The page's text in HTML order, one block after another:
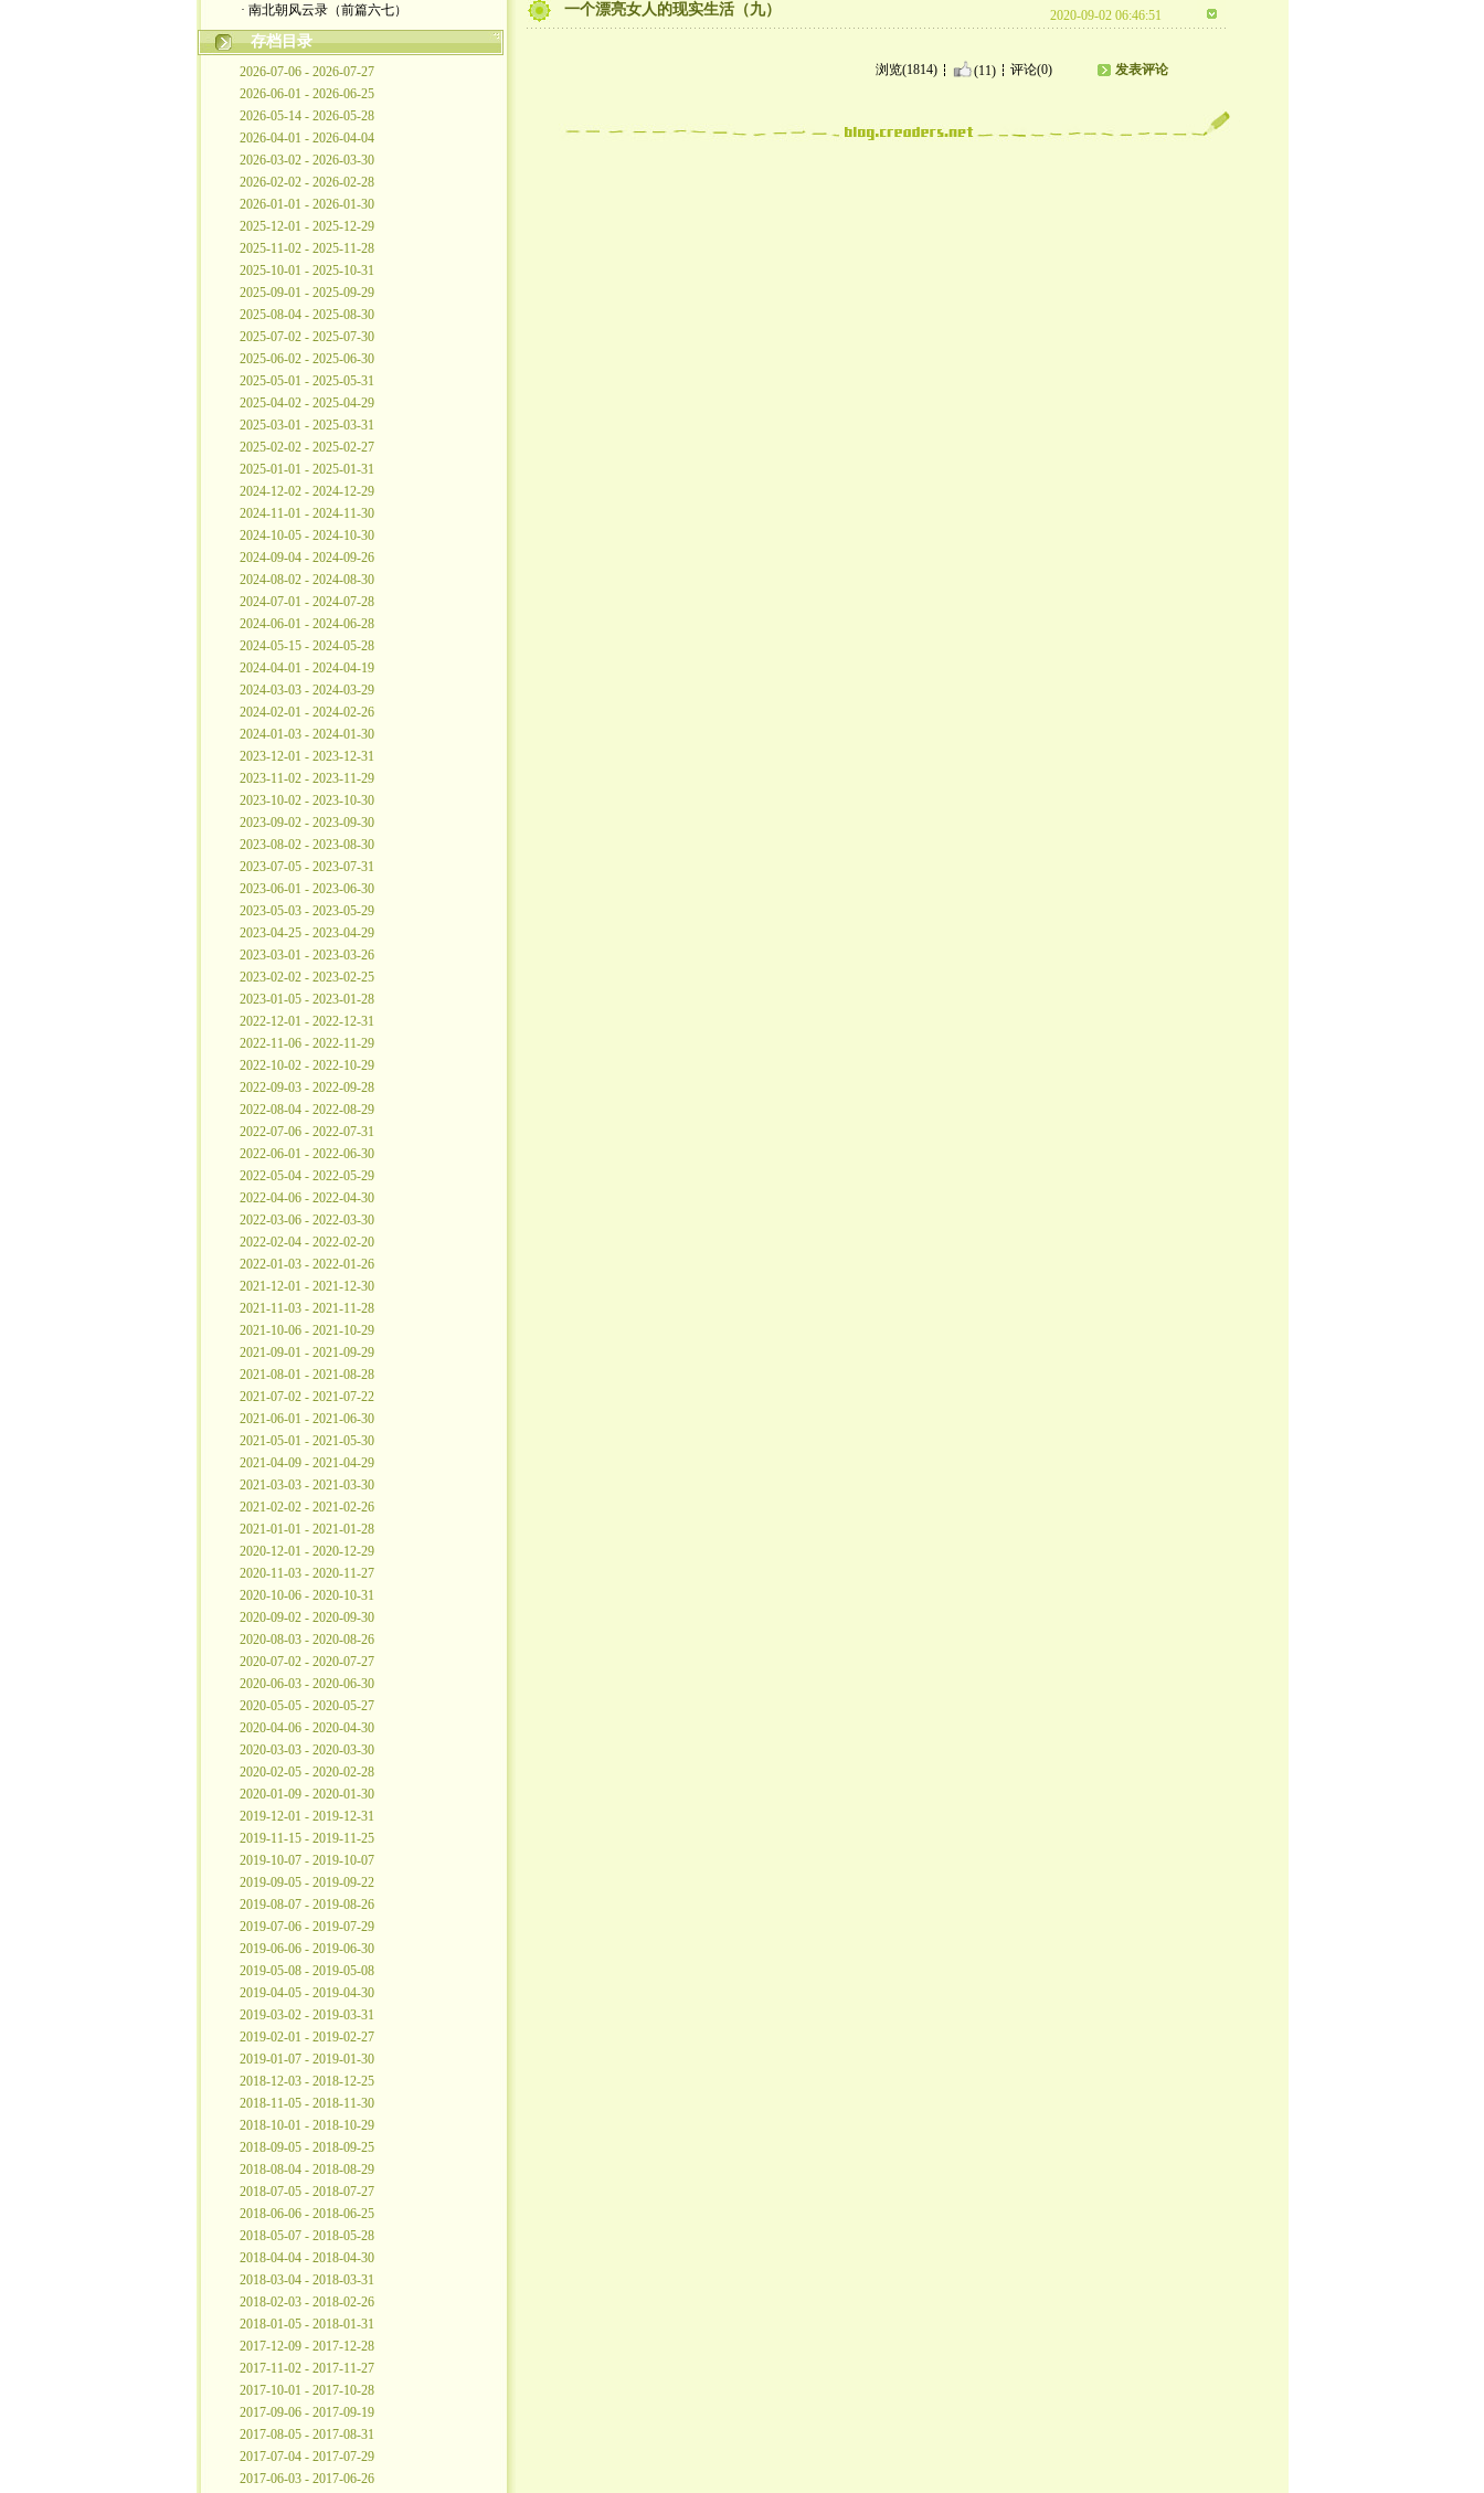
· 南北朝风云录（前篇六七）
存档目录
2026-07-06 - 2026-07-27
2026-06-01 - 2026-06-25
2026-05-14 - 2026-05-28
2026-04-01 - 2026-04-04
2026-03-02 - 2026-03-30
2026-02-02 - 2026-02-28
2026-01-01 - 2026-01-30
2025-12-01 - 2025-12-29
2025-11-02 - 2025-11-28
2025-10-01 - 2025-10-31
2025-09-01 - 2025-09-29
2025-08-04 - 2025-08-30
2025-07-02 - 2025-07-30
2025-06-02 - 2025-06-30
2025-05-01 - 2025-05-31
2025-04-02 - 2025-04-29
2025-03-01 - 2025-03-31
2025-02-02 - 2025-02-27
2025-01-01 - 2025-01-31
2024-12-02 - 2024-12-29
2024-11-01 - 2024-11-30
2024-10-05 - 2024-10-30
2024-09-04 - 2024-09-26
2024-08-02 - 2024-08-30
2024-07-01 - 2024-07-28
2024-06-01 - 2024-06-28
2024-05-15 - 2024-05-28
2024-04-01 - 2024-04-19
2024-03-03 - 2024-03-29
2024-02-01 - 2024-02-26
2024-01-03 - 2024-01-30
2023-12-01 - 2023-12-31
2023-11-02 - 2023-11-29
2023-10-02 - 2023-10-30
2023-09-02 - 2023-09-30
2023-08-02 - 2023-08-30
2023-07-05 - 2023-07-31
2023-06-01 - 2023-06-30
2023-05-03 - 2023-05-29
2023-04-25 - 2023-04-29
2023-03-01 - 2023-03-26
2023-02-02 - 2023-02-25
2023-01-05 - 2023-01-28
2022-12-01 - 2022-12-31
2022-11-06 - 2022-11-29
2022-10-02 - 2022-10-29
2022-09-03 - 2022-09-28
2022-08-04 - 2022-08-29
2022-07-06 - 2022-07-31
2022-06-01 - 2022-06-30
2022-05-04 - 2022-05-29
2022-04-06 - 2022-04-30
2022-03-06 - 2022-03-30
2022-02-04 - 2022-02-20
2022-01-03 - 2022-01-26
2021-12-01 - 2021-12-30
2021-11-03 - 2021-11-28
2021-10-06 - 2021-10-29
2021-09-01 - 2021-09-29
2021-08-01 - 2021-08-28
2021-07-02 - 2021-07-22
2021-06-01 - 2021-06-30
2021-05-01 - 2021-05-30
2021-04-09 - 2021-04-29
2021-03-03 - 2021-03-30
2021-02-02 - 2021-02-26
2021-01-01 - 2021-01-28
2020-12-01 - 2020-12-29
2020-11-03 - 2020-11-27
2020-10-06 - 2020-10-31
2020-09-02 - 2020-09-30
2020-08-03 - 2020-08-26
2020-07-02 - 2020-07-27
2020-06-03 - 2020-06-30
2020-05-05 - 2020-05-27
2020-04-06 - 2020-04-30
2020-03-03 - 2020-03-30
2020-02-05 - 2020-02-28
2020-01-09 - 2020-01-30
2019-12-01 - 2019-12-31
2019-11-15 - 2019-11-25
2019-10-07 - 2019-10-07
2019-09-05 - 2019-09-22
2019-08-07 - 2019-08-26
2019-07-06 - 2019-07-29
2019-06-06 - 2019-06-30
2019-05-08 - 2019-05-08
2019-04-05 - 2019-04-30
2019-03-02 - 2019-03-31
2019-02-01 - 2019-02-27
2019-01-07 - 2019-01-30
2018-12-03 - 2018-12-25
2018-11-05 - 2018-11-30
2018-10-01 - 2018-10-29
2018-09-05 - 2018-09-25
2018-08-04 - 2018-08-29
2018-07-05 - 2018-07-27
2018-06-06 - 2018-06-25
2018-05-07 - 2018-05-28
2018-04-04 - 2018-04-30
2018-03-04 - 2018-03-31
2018-02-03 - 2018-02-26
2018-01-05 - 2018-01-31
2017-12-09 - 2017-12-28
2017-11-02 - 2017-11-27
2017-10-01 - 2017-10-28
2017-09-06 - 2017-09-19
2017-08-05 - 2017-08-31
2017-07-04 - 2017-07-29
2017-06-03 - 2017-06-26
一个漂亮女人的现实生活（九） 2020-09-02 06:46:51
浏览(1814) (11) 评论(0) 发表评论